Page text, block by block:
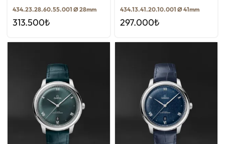
434.23.28.60.55.001 Ø 28mm
313.500₺
434.13.41.20.10.001 Ø 41mm
297.000₺